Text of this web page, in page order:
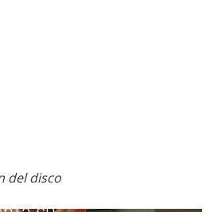
del disco